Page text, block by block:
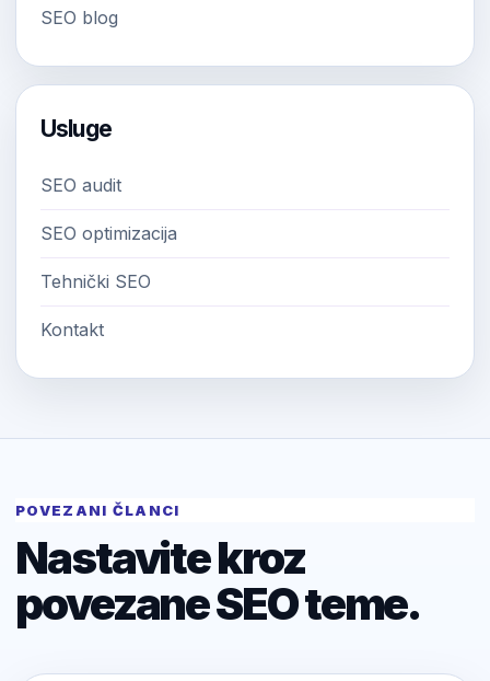
SEO blog
Usluge
SEO audit
SEO optimizacija
Tehnički SEO
Kontakt
POVEZANI ČLANCI
Nastavite kroz
povezane SEO teme.